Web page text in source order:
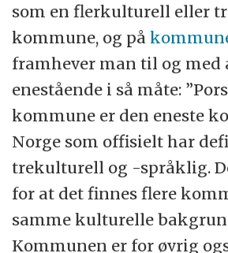
som en flerkulturell eller
kommune, og på
framhever man til og med
enestående i så måte:
kommune er den eneste
Norge som offisielt har
trekulturell og -språklig.
for at det finnes flere
samme kulturelle
Kommunen er for øvrig